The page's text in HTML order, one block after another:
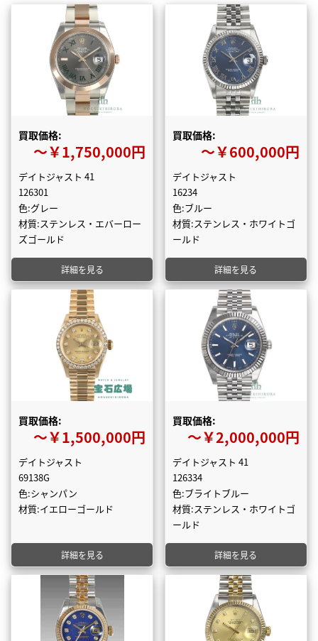
買取価格:
〜￥1,750,000円
デイトジャスト 41
126301
色:グレー
材質:ステンレス・エバーロー
ズゴールド
詳細を見る
買取価格:
〜￥600,000円
デイトジャスト
16234
色:ブルー
材質:ステンレス・ホワイトゴ
ールド
詳細を見る
買取価格:
〜￥1,500,000円
デイトジャスト
69138G
色:シャンパン
材質:イエローゴールド
詳細を見る
買取価格:
〜￥2,000,000円
デイトジャスト 41
126334
色:ブライトブルー
材質:ステンレス・ホワイトゴ
ールド
詳細を見る